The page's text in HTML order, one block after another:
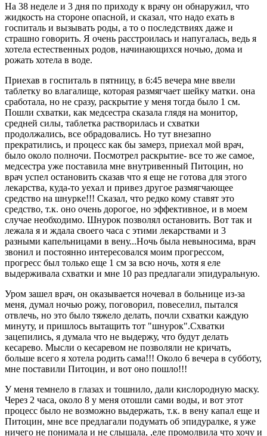
На 38 неделе и 3 дня по приходу к врачу он обнаружил, что
жидкость на стороне опасной, и сказал, что надо ехать в
госпиталь и вызывать роды, а то о последствиях даже и
страшно говорить. Я очень расстроилась и напугалась, ведь я
хотела естественных родов, начинающихся ночью, дома и
рожать хотела в воде.
Приехав в госпиталь в пятницу, в 6:45 вечера мне ввели
таблетку во влагалище, которая размягчает шейку матки. она
сработала, но не сразу, раскрытие у меня тогда было 1 см.
Пошли схватки, как медсестра сказала глядя на монитор,
средней силы, таблетка растворилась и схватки
продолжались, все обрадовались. Но тут внезапно
прекратились, и процесс как бы замерз, приехал мой врач,
было около полночи. Посмотрел раскрытие- все то же самое,
медсестра уже поставила мне внутривенный Питоцин, но
врач успел остановить сказав что я еще не готова для этого
лекарства, куда-то уехал и привез другое размягчающее
средство на шнурке!!! Сказал, что редко кому ставят это
средство, т.к. оно очень дорогое, но эффективное, и в моем
случае необходимо. Шнурок позволял остановить. Вот так и
лежала я и ждала своего часа с этими лекарствами и 3
разными капельницами в вену...Ночь была невыносима, врач
звонил и постоянно интересовался моим прогрессом,
прогресс был только еще 1 см за всю ночь, хотя я еле
выдерживала схватки и мне 10 раз предлагали эпидуральную.
Уром зашел врач, он оказывается ночевал в больнице из-за
меня, думал ночью рожу, поговорил, повеселил, пытался
отвлечь, но это было тяжело делать, почли схватки каждую
минуту, и пришлось вытащить тот "шнурок".Схватки
зацепились, я думала что не выдержу, что будут делать
кесарево. Мысли о кесаревом не позволяли не кричать,
больше всего я хотела родить сама!!! Около 6 вечера в субботу,
мне поставили Питоцин, и вот оно пошло!!!
У меня темнело в глазах и тошнило, дали кислородную маску.
Через 2 часа, около 8 у меня отошли сами воды, и вот этот
процесс было не возможно выдержать, т.к. в вену капал еще и
Питоцин, мне все предлагали подумать об эпидуралке, я уже
ничего не понимала и не слышала, ,еле промолвила что хочу и